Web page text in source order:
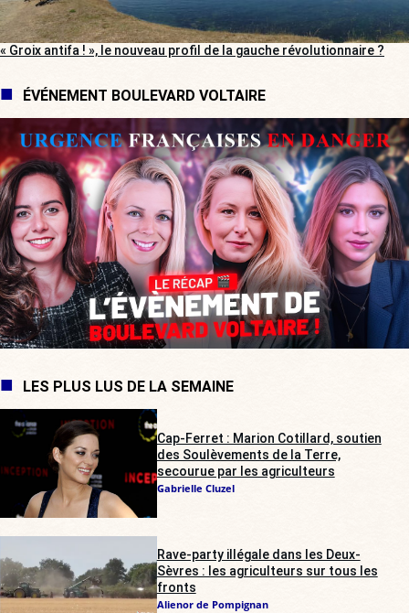
« Groix antifa ! », le nouveau profil de la gauche révolutionnaire ?
ÉVÉNEMENT BOULEVARD VOLTAIRE
LES PLUS LUS DE LA SEMAINE
Cap-Ferret : Marion Cotillard, soutien
des Soulèvements de la Terre,
secourue par les agriculteurs
Gabrielle Cluzel
Rave-party illégale dans les Deux-
Sèvres : les agriculteurs sur tous les
fronts
Alienor de Pompignan